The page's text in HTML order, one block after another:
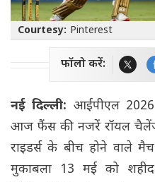
Courtesy: Pinterest
फॉलो करें:
नई दिल्ली: आईपीएल
आज फैंस की नजरें रॉयल
राइडर्स के बीच होने वाले
मुकाबला 13 मई को शहीद